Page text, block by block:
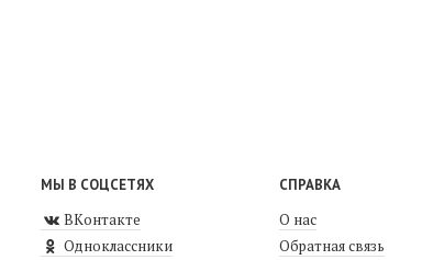
МЫ В СОЦСЕТЯХ
ВКонтакте
Одноклассники
СПРАВКА
О нас
Обратная связь